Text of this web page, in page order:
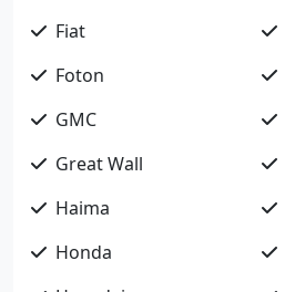
Fiat
Foton
GMC
Great Wall
Haima
Honda